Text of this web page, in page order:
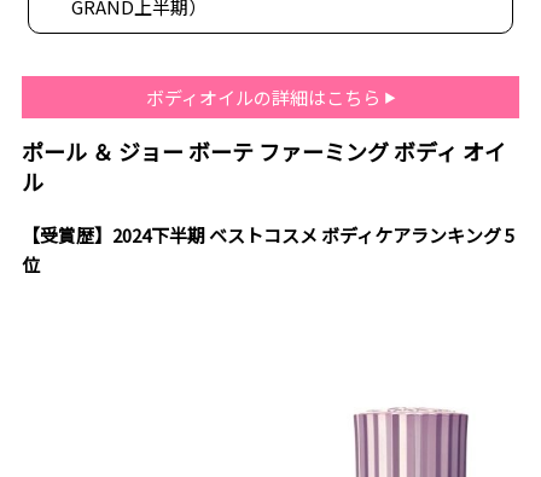
GRAND上半期）
ボディオイルの詳細はこちら
ポール ＆ ジョー ボーテ ファーミング ボディ オイ
ル
【受賞歴】2024下半期 ベストコスメ ボディケアランキング 5
位